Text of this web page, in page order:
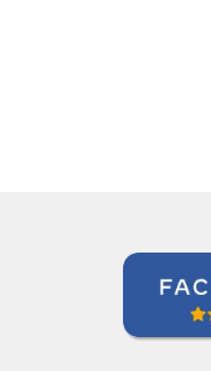
de Chinês